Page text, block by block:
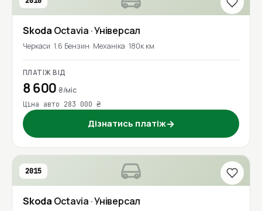
Skoda Octavia · Універсал
Черкаси 1.6 Бензин Механіка 180к км
ПЛАТІЖ ВІД
8 600₴/міс
Ціна авто 283 000 ₴
Дізнатись платіж→
2015
Skoda Octavia · Універсал